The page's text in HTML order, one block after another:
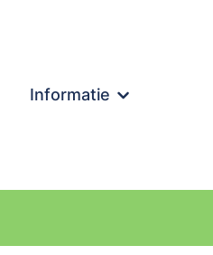
Informatie